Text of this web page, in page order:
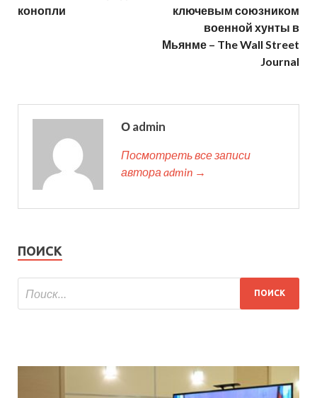
конопли
ключевым союзником
военной хунты в
Мьянме – The Wall Street
Journal
О admin
Посмотреть все записи
автора admin →
ПОИСК